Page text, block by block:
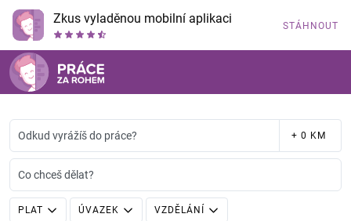
Zkus vyladěnou mobilní aplikaci STÁHNOUT
Odkud vyrážíš do práce? + 0 KM
Co chceš dělat?
PLAT ÚVAZEK VZDĚLÁNÍ